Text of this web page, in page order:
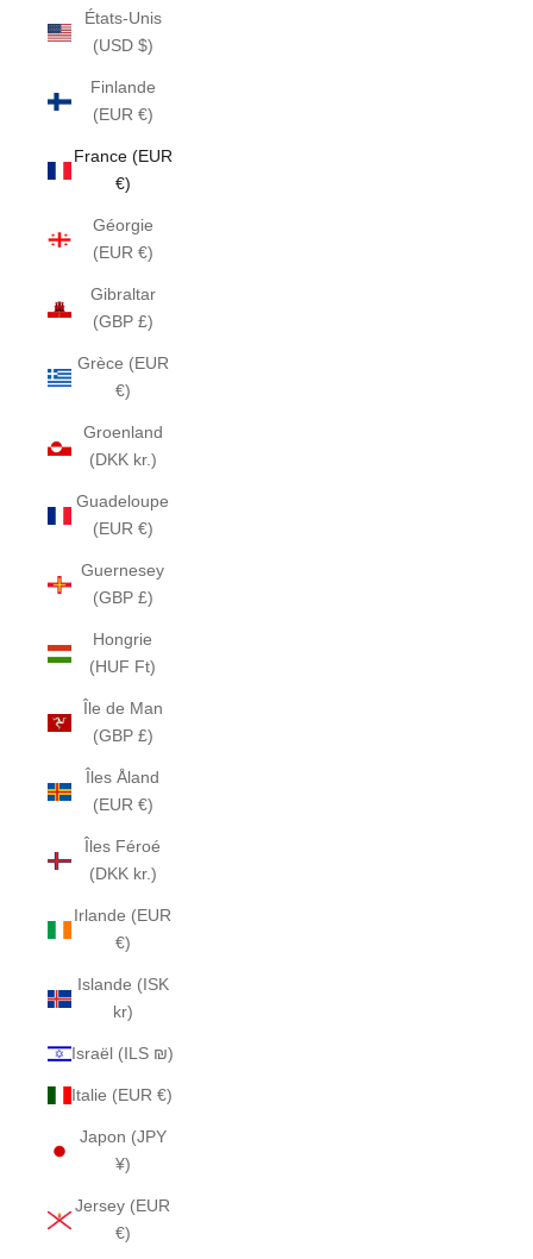
États-Unis
(USD $)
Finlande
(EUR €)
France (EUR
€)
Géorgie
(EUR €)
Gibraltar
(GBP £)
Grèce (EUR
€)
Groenland
(DKK kr.)
Guadeloupe
(EUR €)
Guernesey
(GBP £)
Hongrie
(HUF Ft)
Île de Man
(GBP £)
Îles Åland
(EUR €)
Îles Féroé
(DKK kr.)
Irlande (EUR
€)
Islande (ISK
kr)
Israël (ILS ₪)
Italie (EUR €)
Japon (JPY
¥)
Jersey (EUR
€)